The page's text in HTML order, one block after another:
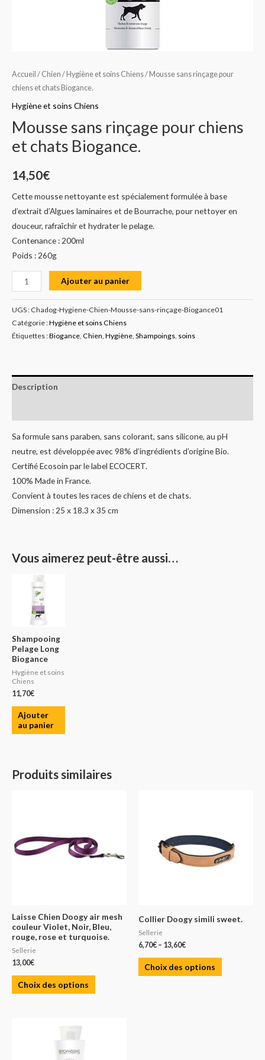
Accueil / Chien / Hygiène et soins Chiens/ Mousse sans rinçage pour
chiens et chats Biogance.
Hygiène et soins Chiens
Mousse sans rinçage pour chiens
et chats Biogance.
14,50€
Cette mousse nettoyante est spécialement formulée à base
d’extrait d’Algues laminaires et de Bourrache, pour nettoyer en
douceur, rafraîchir et hydrater le pelage.
Contenance : 200ml
Poids : 260g
Ajouter au panier
UGS : Chadog-Hygiene-Chien-Mousse-sans-rinçage-Biogance01
Catégorie :Hygiène et soins Chiens
Étiquettes :Biogance, Chien, Hygiène, Shampoings, soins
Description
Sa formule sans paraben, sans colorant, sans silicone, au pH
neutre, est développée avec 98% d’ingrédients d’origine Bio.
Certifié Ecosoin par le label ECOCERT.
100% Made in France.
Convient à toutes les races de chiens et de chats.
Dimension : 25 x 18.3 x 35 cm
Vous aimerez peut-être aussi…
Shampooing
Pelage Long
Biogance
Hygiène et soins
Chiens
11,70€
Ajouter
au panier
Produits similaires
Laisse Chien Doogy air mesh
couleur Violet, Noir, Bleu,
rouge, rose et turquoise.
Sellerie
13,00€
Choix des options
Collier Doogy simili sweet.
Sellerie
6,70€ – 13,60€
Choix des options